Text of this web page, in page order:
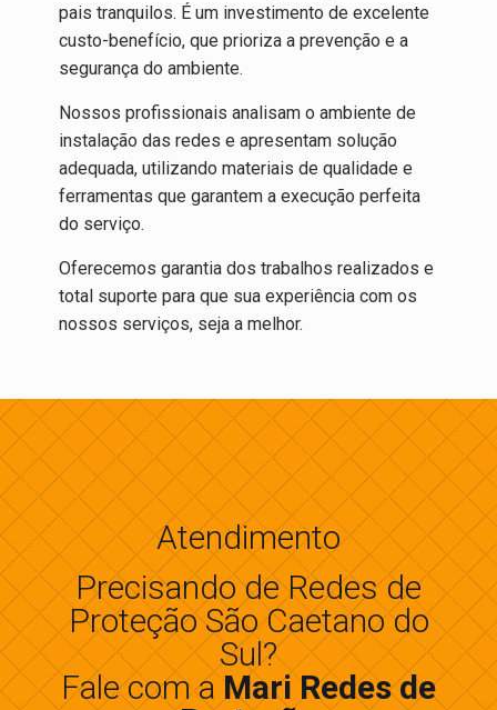
pais tranquilos. É um investimento de excelente
custo-benefício, que prioriza a prevenção e a
segurança do ambiente.
Nossos profissionais analisam o ambiente de
instalação das redes e apresentam solução
adequada, utilizando materiais de qualidade e
ferramentas que garantem a execução perfeita
do serviço.
Oferecemos garantia dos trabalhos realizados e
total suporte para que sua experiência com os
nossos serviços, seja a melhor.
Atendimento
Precisando de Redes de
Proteção São Caetano do
Sul?
Fale com aMari Redes de